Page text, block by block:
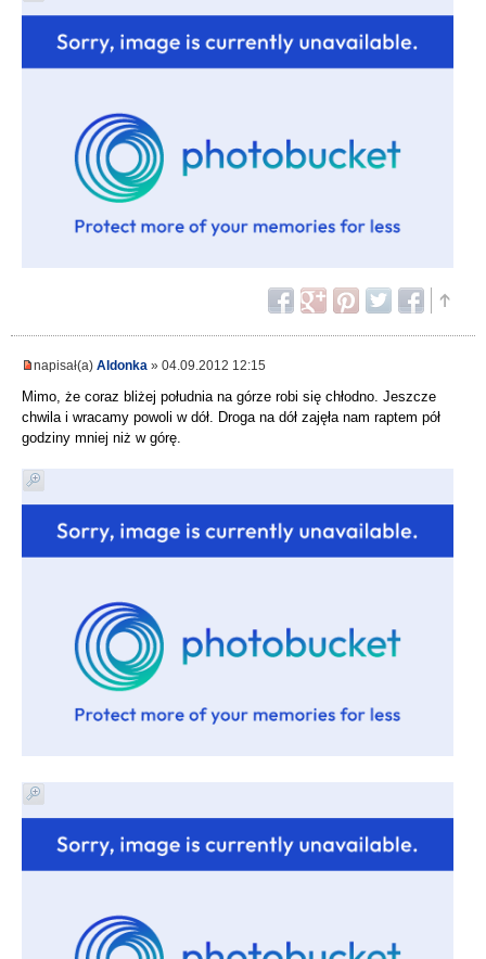
napisał(a) Aldonka » 04.09.2012 12:15
Mimo, że coraz bliżej południa na górze robi się chłodno. Jeszcze
chwila i wracamy powoli w dół. Droga na dół zajęła nam raptem pół
godziny mniej niż w górę.